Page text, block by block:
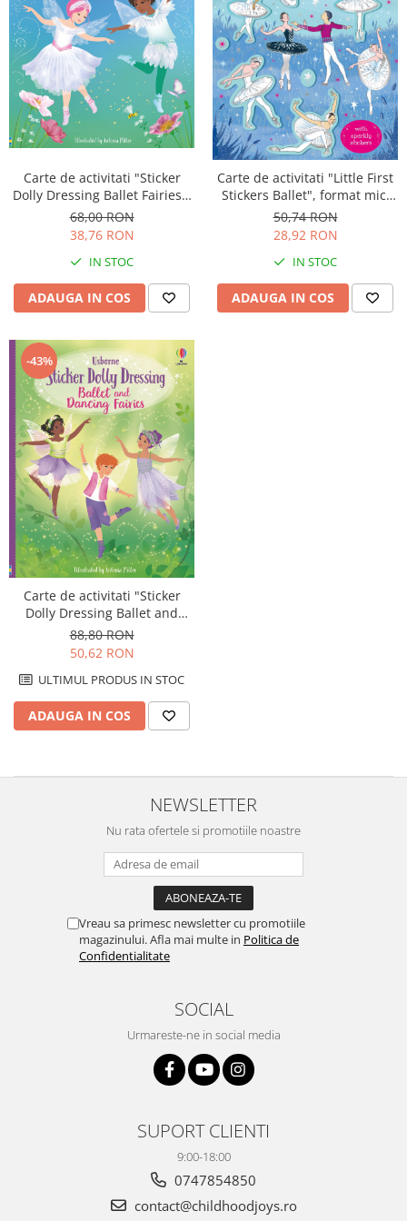
Carte de activitati "Sticker
Dolly Dressing Ballet Fairies",
format A4, Usborne
68,00 RON
38,76 RON
IN STOC
ADAUGA IN COS
Carte de activitati "Little First
Stickers Ballet", format mic,
200 stickers, Usborne
50,74 RON
28,92 RON
IN STOC
ADAUGA IN COS
-43%
Carte de activitati "Sticker
Dolly Dressing Ballet and
Dancing Fairies", format A4,
Usborne
88,80 RON
50,62 RON
ULTIMUL PRODUS IN STOC
ADAUGA IN COS
NEWSLETTER
Nu rata ofertele si promotiile noastre
Vreau sa primesc newsletter cu promotiile
magazinului. Afla mai multe in Politica de
Confidentialitate
SOCIAL
Urmareste-ne in social media
SUPORT CLIENTI
9:00-18:00
0747854850
contact@childhoodjoys.ro